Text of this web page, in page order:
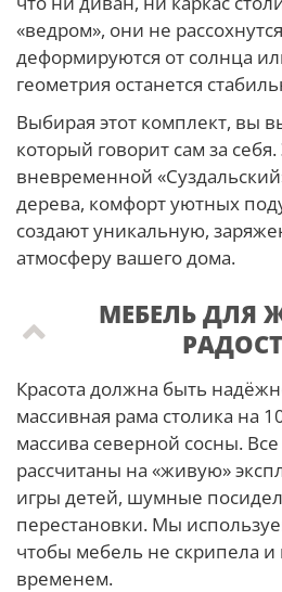
«ведром», они не
деформируются от солнца
геометрия останется
Выбирая этот комплект, вы
который говорит сам за
вневременной
дерева, комфорт уютных
создают уникальную,
атмосферу вашего дома.
МЕБЕЛЬ ДЛЯ
Красота должна быть
массивная рама столика на
массива северной сосны.
рассчитаны на «живую»
игры детей, шумные
перестановки. Мы
чтобы мебель не скрипела и
временем.